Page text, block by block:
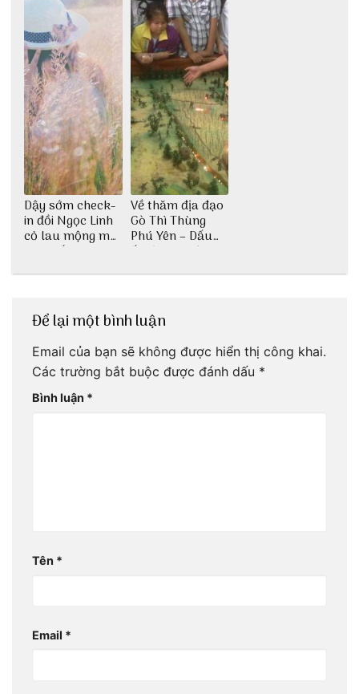
Dậy sớm check-
in đồi Ngọc Linh
cỏ lau mộng mơ
tại Huế nè bạn
Về thăm địa đạo
Gò Thì Thùng
Phú Yên – Dấu
ấn lịch sử còn
Để lại một bình luận
Email của bạn sẽ không được hiển thị công khai.
Các trường bắt buộc được đánh dấu *
Bình luận *
Tên *
Email *